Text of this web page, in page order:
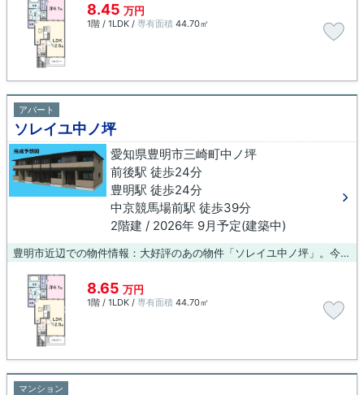
8.45 万円
1階 / 1LDK / 専有面積 44.70㎡
アパート
ソレイユ中ノ坪
愛知県豊明市三崎町中ノ坪
前後駅 徒歩24分
豊明駅 徒歩24分
中京競馬場前駅 徒歩39分
2階建 / 2026年 9月予定(建築中)
豊明市近辺での物件情報：大好評のあの物件「ソレイユ中ノ坪」。今引っ越しをお考えの方におすすめなのが、こちらのアパートです。様々な物件をご紹介しております。数多くの物件の中から、お客様がお望みの物件をお選び下さい。私たちがサポート致します。
8.65 万円
1階 / 1LDK / 専有面積 44.70㎡
マンション